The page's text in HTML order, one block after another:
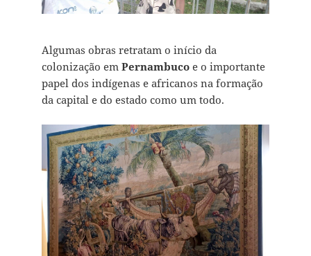
Algumas obras retratam o início da
colonização em Pernambucoe o importante
papel dos indígenas e africanos na formação
da capital e do estado como um todo.